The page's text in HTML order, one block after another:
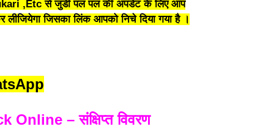
,Etc से जुडी पल पल की अपडेट के लिए आप
जिसका लिंक आपको निचे दिया गया है ।
– संक्षिप्त विवरण